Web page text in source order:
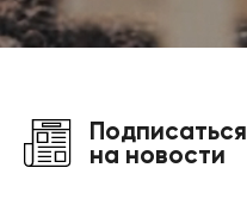
Подписаться
на новости